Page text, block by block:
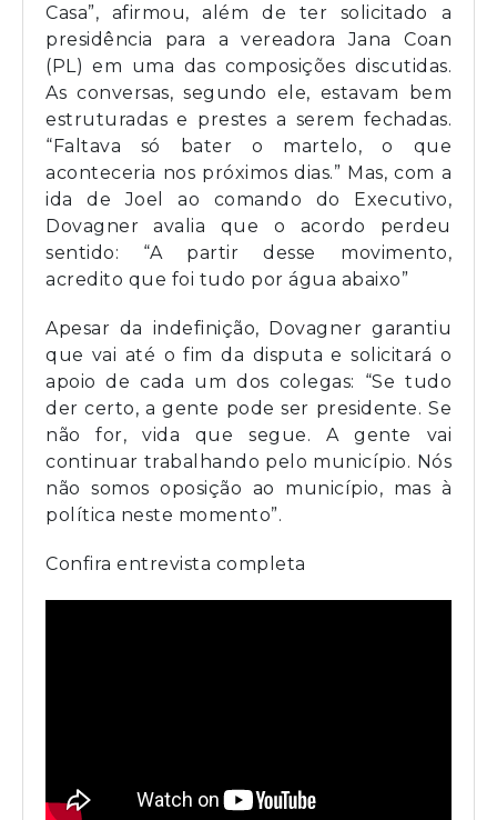
Casa”, afirmou, além de ter solicitado a
presidência para a vereadora Jana Coan
(PL) em uma das composições discutidas.
As conversas, segundo ele, estavam bem
estruturadas e prestes a serem fechadas.
“Faltava só bater o martelo, o que
aconteceria nos próximos dias.” Mas, com a
ida de Joel ao comando do Executivo,
Dovagner avalia que o acordo perdeu
sentido: “A partir desse movimento,
acredito que foi tudo por água abaixo”
Apesar da indefinição, Dovagner garantiu
que vai até o fim da disputa e solicitará o
apoio de cada um dos colegas: “Se tudo
der certo, a gente pode ser presidente. Se
não for, vida que segue. A gente vai
continuar trabalhando pelo município. Nós
não somos oposição ao município, mas à
política neste momento”.
Confira entrevista completa